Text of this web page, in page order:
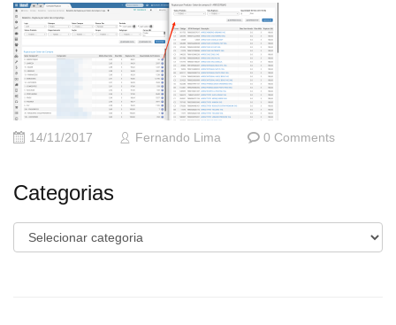
14/11/2017 Fernando Lima 0 Comments
Categorias
Categorias